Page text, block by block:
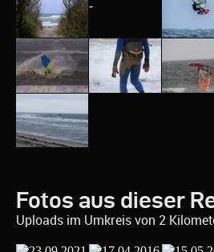
Fotos aus dieser
Uploads im Umkreis von 2